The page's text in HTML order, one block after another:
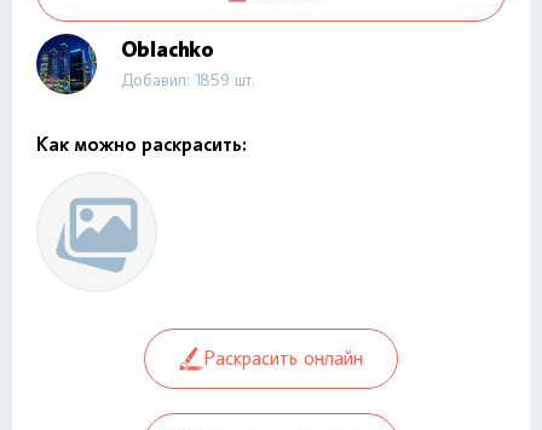
Oblachko
Добавил: 1859 шт.
Как можно раскрасить:
Раскрасить онлайн